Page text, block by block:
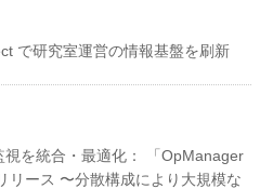
で研究室運営の情報基盤を刷新
を統合・最適化： 「OpManager
リース 〜分散構成により大規模な